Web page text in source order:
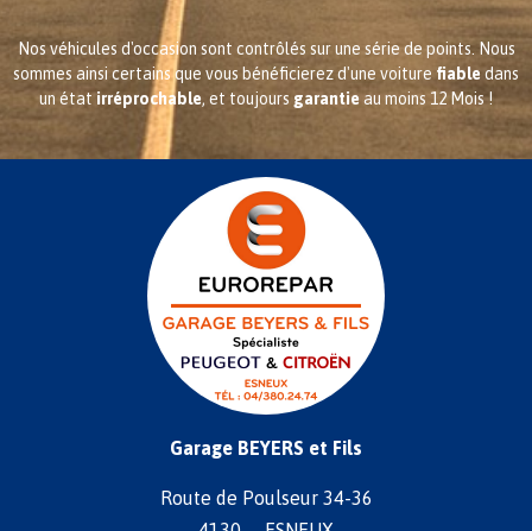
Nos véhicules d'occasion sont contrôlés sur une série de points. Nous
sommes ainsi certains que vous bénéficierez d'une voiturefiabledans
un état irréprochable, et toujours garantieau moins 12 Mois !
Garage BEYERS et Fils
Route de Poulseur 34-36